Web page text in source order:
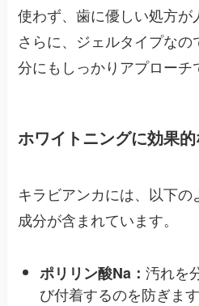
使わず、歯に優しい処方が
さらに、ジェルタイプな
分にもしっかりアプローチ
ホワイトニングに効果
キラビアンカには、以下
成分が含まれています。
ポリリン酸Na：汚れを
び付着するのを防ぎます